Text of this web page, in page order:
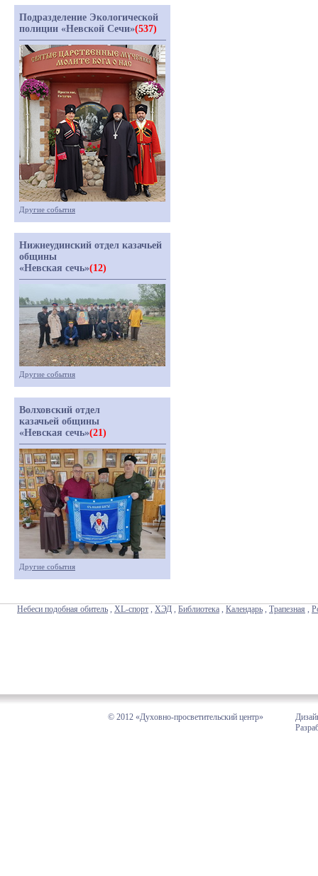
Подразделение Экологической
полиции «Невской Сечи»(537)
Другие события
Нижнеудинский отдел казачьей
общины
«Невская сечь»(12)
Другие события
Волховский отдел
казачьей общины
«Невская сечь»(21)
Другие события
Небеси подобная обитель , XL-спорт , ХЭД , Библиотека , Календарь , Трапезная ,
© 2012 «Духовно-просветительский центр»